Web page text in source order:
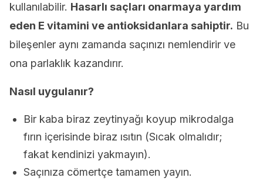
kullanılabilir. Hasarlı saçları onarmaya yardım
eden E vitamini ve antioksidanlara sahiptir. Bu
bileşenler aynı zamanda saçınızı nemlendirir ve
ona parlaklık kazandırır.
Nasıl uygulanır?
Bir kaba biraz zeytinyağı koyup mikrodalga
fırın içerisinde biraz ısıtın (Sıcak olmalıdır;
fakat kendinizi yakmayın).
Saçınıza cömertçe tamamen yayın.